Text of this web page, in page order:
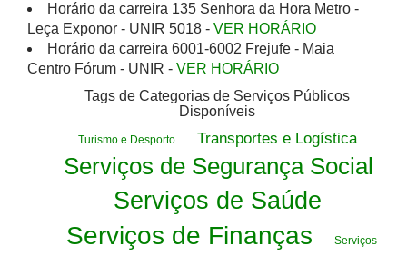
Horário da carreira 135 Senhora da Hora Metro -
Leça Exponor - UNIR 5018 - VER HORÁRIO
Horário da carreira 6001-6002 Frejufe - Maia
Centro Fórum - UNIR - VER HORÁRIO
Tags de Categorias de Serviços Públicos
Disponíveis
Turismo e Desporto Transportes e Logística
Serviços de Segurança Social
Serviços de Saúde
Serviços de Finanças
Serviços